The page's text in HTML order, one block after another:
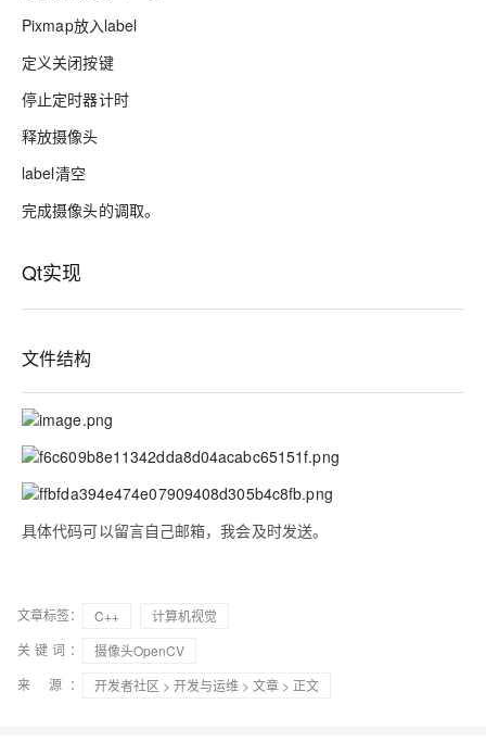
Pixmap放入label
定义关闭按键
停止定时器计时
释放摄像头
label清空
完成摄像头的调取。
Qt实现
文件结构
具体代码可以留言自己邮箱，我会及时发送。
文章标签： C++
计算机视觉
关键词：
摄像头OpenCV
来 源：
开发者社区 > 开发与运维 > 文章 > 正文